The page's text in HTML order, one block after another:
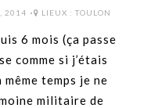
2014 LIEUX : TOULON
6 mois (ça passe
comme si j’étais
temps je ne
militaire de